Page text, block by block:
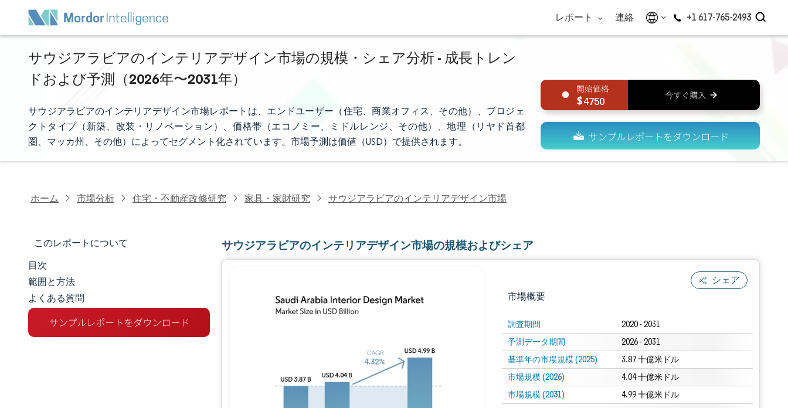
レポート 連絡 +1 617-765-2493
サウジアラビアのインテリアデザイン市場の規模・シェア分析 - 成長トレン
ドおよび予測（2026年〜2031年）
サウジアラビアのインテリアデザイン市場レポートは、エンドユーザー（住宅、商業オフィス、その他）、プロジェ
クトタイプ（新築、改装・リノベーション）、価格帯（エコノミー、ミドルレンジ、その他）、地理（リヤド首都
圏、マッカ州、その他）によってセグメント化されています。市場予測は価値（USD）で提供されます。
4750
ホーム 市場分析 住宅・不動産改修研究 家具・家財研究 サウジアラビアのインテリアデザイン市場
このレポートについて
市場規模とシェア
市場分析
トレンドとインサイト
目次
範囲と方法
よくある質問
サウジアラビアのインテリアデザイン市場の規模およびシェア
シェア
市場概要
調査期間 2020 - 2031
予測データ期間 2026 - 2031
基準年の市場規模 (2025) 3.87 十億米ドル
市場規模 (2026) 4.04 十億米ドル
市場規模 (2031) 4.99 十億米ドル